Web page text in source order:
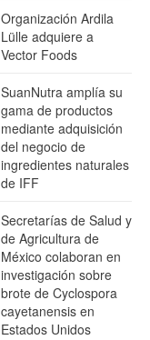
Organización Ardila
Lülle adquiere a
Vector Foods
SuanNutra amplía su
gama de productos
mediante adquisición
del negocio de
ingredientes naturales
de IFF
Secretarías de Salud y
de Agricultura de
México colaboran en
investigación sobre
brote de Cyclospora
cayetanensis en
Estados Unidos